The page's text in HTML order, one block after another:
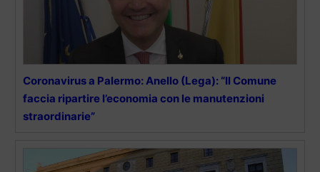
Coronavirus a Palermo: Anello (Lega): “Il Comune
faccia ripartire l’economia con le manutenzioni
straordinarie”